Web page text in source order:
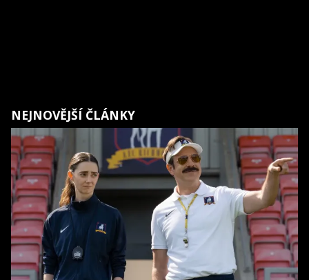
NEJNOVĚJŠÍ ČLÁNKY